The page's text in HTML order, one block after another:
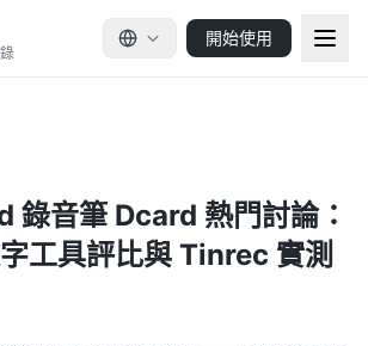
開始使用
音筆 Dcard 熱門討論：
工具評比與 Tinrec 實測